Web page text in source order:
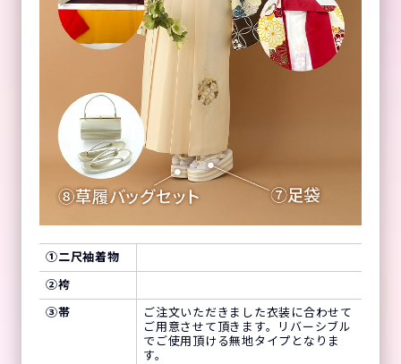
①二尺袖着物
②袴
③帯
ご注文いただきました衣装に合わせて
ご用意させて頂きます。リバーシブル
でご使用頂ける無地タイプとなりま
す。